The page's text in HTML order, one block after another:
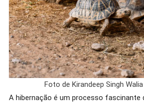
Foto de Kirandeep Singh
A hibernação é um processo fascinante